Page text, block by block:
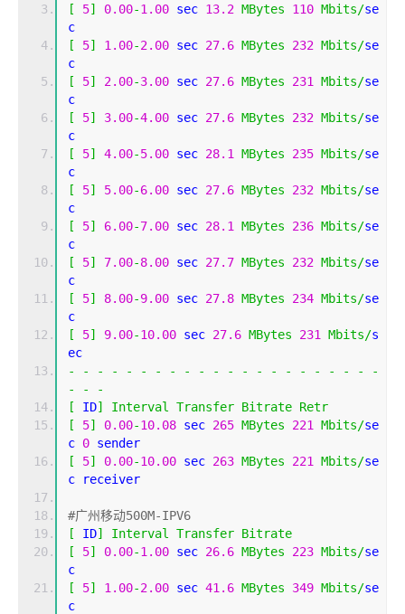
[
5] 0.00-1.00 sec 13.2 MBytes 110 Mbits/se
c
[
5] 1.00-2.00 sec 27.6 MBytes 232 Mbits/se
c
[
5] 2.00-3.00 sec 27.6 MBytes 231 Mbits/se
c
[
5] 3.00-4.00 sec 27.6 MBytes 232 Mbits/se
c
[
5] 4.00-5.00 sec 28.1 MBytes 235 Mbits/se
c
[
5] 5.00-6.00 sec 27.6 MBytes 232 Mbits/se
c
[
5] 6.00-7.00 sec 28.1 MBytes 236 Mbits/se
c
[
5] 7.00-8.00 sec 27.7 MBytes 232 Mbits/se
c
[
5] 8.00-9.00 sec 27.8 MBytes 234 Mbits/se
c
[
5] 9.00-10.00 sec 27.6 MBytes 231 Mbits/s
ec
-
- - - - - - - - - - - - - - - - - - - -
-
-
-
-
[
ID] Interval Transfer Bitrate Retr
[
5] 0.00-10.08 sec 265 MBytes 221 Mbits/se
c 0 sender
[
5] 0.00-10.00 sec 263 MBytes 221 Mbits/se
c receiver
#广州移动500M-IPV6
[
ID] Interval Transfer Bitrate
[
5] 0.00-1.00 sec 26.6 MBytes 223 Mbits/se
c
[
5] 1.00-2.00 sec 41.6 MBytes 349 Mbits/se
c